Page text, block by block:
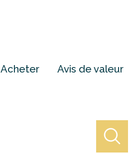
Acheter Avis de valeur